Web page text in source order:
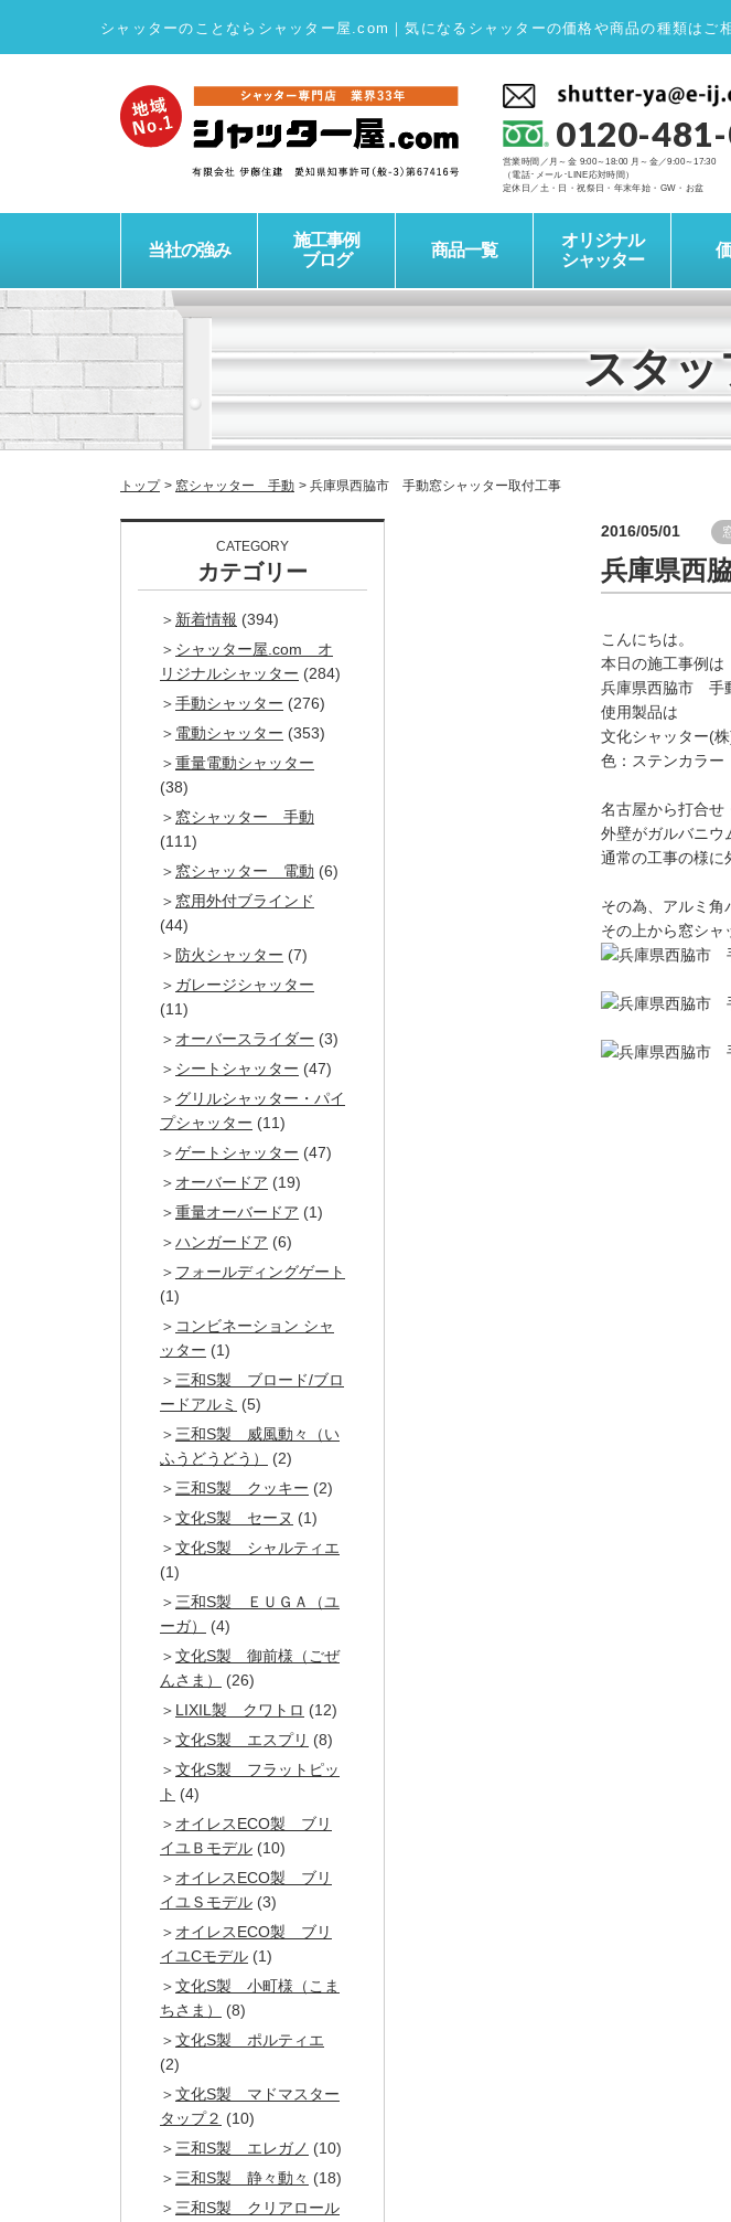
シャッターのことならシャッター屋.com ｜気になるシャッターの価格や商品の種類はご
0120-
営業時間／月～金 9:00～18:00 月～金／9:00～17:30
（電話･メール･LINE応対時間）
定休日／土・日・祝祭日・年末年始・GW・お盆
当社の強み
施工事例
ブログ
商品一覧
オリジナル
シャッター
スタッ
トップ 窓シャッター 手動 兵庫県西脇市 手動窓シャッター取付工事
2016/05/01
兵庫県西
こんにちは。
本日の施工事例は
兵庫県西脇市 手
使用製品は
文化シャッター(
色：ステンカラー
名古屋から打合せ
外壁がガルバニウ
通常の工事の様に
その為、アルミ
その上から窓シャ
CATEGORY
カテゴリー
新着情報 (394)
シャッター屋.com オ
リジナルシャッター (284)
手動シャッター (276)
電動シャッター (353)
重量電動シャッター
(38)
窓シャッター 手動
(111)
窓シャッター 電動 (6)
窓用外付ブラインド
(44)
防火シャッター (7)
ガレージシャッター
(11)
オーバースライダー (3)
シートシャッター (47)
グリルシャッター・パイ
プシャッター (11)
ゲートシャッター (47)
オーバードア (19)
重量オーバードア (1)
ハンガードア (6)
フォールディングゲート
(1)
コンビネーション シャ
ッター (1)
三和S製 ブロード/ブロ
ードアルミ (5)
三和S製 威風動々（い
ふうどうどう）
(2)
三和S製 クッキー (2)
文化S製 セーヌ (1)
文化S製 シャルティエ
(1)
三和S製 ＥＵＧＡ（ユ
ーガ）
(4)
文化S製 御前様（ごぜ
んさま）
(26)
LIXIL製 クワトロ (12)
文化S製 エスプリ (8)
文化S製 フラットピッ
ト (4)
オイレスECO製 ブリ
イユＢモデル (10)
オイレスECO製 ブリ
イユＳモデル (3)
オイレスECO製 ブリ
イユCモデル (1)
文化S製 小町様（こま
ちさま）
(8)
文化S製 ポルティエ
(2)
文化S製 マドマスター
タップ２ (10)
三和S製 エレガノ (10)
三和S製 静々動々 (18)
三和S製 クリアロール